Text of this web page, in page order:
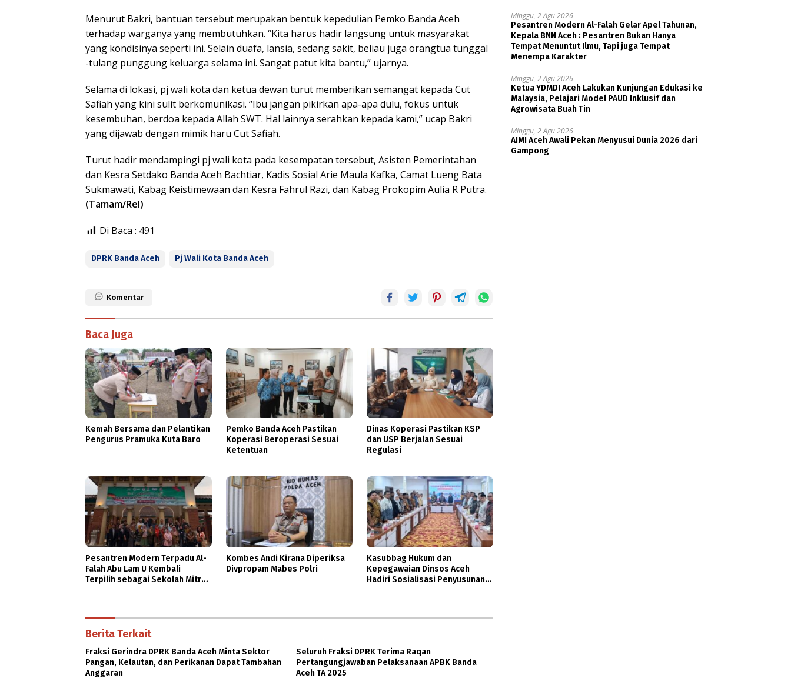
Menurut Bakri, bantuan tersebut merupakan bentuk kepedulian Pemko Banda Aceh
terhadap warganya yang membutuhkan. “Kita harus hadir langsung untuk masyarakat
yang kondisinya seperti ini. Selain duafa, lansia, sedang sakit, beliau juga orangtua tunggal
-tulang punggung keluarga selama ini. Sangat patut kita bantu,” ujarnya.
Selama di lokasi, pj wali kota dan ketua dewan turut memberikan semangat kepada Cut
Safiah yang kini sulit berkomunikasi. “Ibu jangan pikirkan apa-apa dulu, fokus untuk
kesembuhan, berdoa kepada Allah SWT. Hal lainnya serahkan kepada kami,” ucap Bakri
yang dijawab dengan mimik haru Cut Safiah.
Turut hadir mendampingi pj wali kota pada kesempatan tersebut, Asisten Pemerintahan
dan Kesra Setdako Banda Aceh Bachtiar, Kadis Sosial Arie Maula Kafka, Camat Lueng Bata
Sukmawati, Kabag Keistimewaan dan Kesra Fahrul Razi, dan Kabag Prokopim Aulia R Putra.
(Tamam/Rel)
Di Baca : 491
DPRK Banda Aceh Pj Wali Kota Banda Aceh
Komentar
Baca Juga
Kemah Bersama dan Pelantikan
Pengurus Pramuka Kuta Baro
Pemko Banda Aceh Pastikan
Koperasi Beroperasi Sesuai
Ketentuan
Dinas Koperasi Pastikan KSP
dan USP Berjalan Sesuai
Regulasi
Pesantren Modern Terpadu Al-
Falah Abu Lam U Kembali
Terpilih sebagai Sekolah Mitra
Kombes Andi Kirana Diperiksa
Divpropam Mabes Polri
Kasubbag Hukum dan
Kepegawaian Dinsos Aceh
Hadiri Sosialisasi Penyusunan
Berita Terkait
Fraksi Gerindra DPRK Banda Aceh Minta Sektor
Pangan, Kelautan, dan Perikanan Dapat Tambahan
Anggaran
Seluruh Fraksi DPRK Terima Raqan
Pertangungjawaban Pelaksanaan APBK Banda
Aceh TA 2025
Minggu, 2 Agu 2026
Pesantren Modern Al-Falah Gelar Apel Tahunan,
Kepala BNN Aceh : Pesantren Bukan Hanya
Tempat Menuntut Ilmu, Tapi juga Tempat
Menempa Karakter
Minggu, 2 Agu 2026
Ketua YDMDI Aceh Lakukan Kunjungan Edukasi ke
Malaysia, Pelajari Model PAUD Inklusif dan
Agrowisata Buah Tin
Minggu, 2 Agu 2026
AIMI Aceh Awali Pekan Menyusui Dunia 2026 dari
Gampong